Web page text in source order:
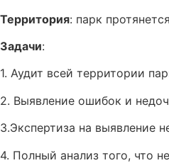
Территория: парк
Задачи:
1. Аудит всей территории
2. Выявление ошибок и
3.Экспертиза на выявление
4. Полный анализ того, что